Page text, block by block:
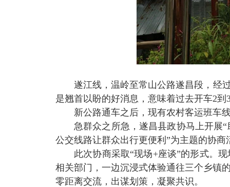
遂江线，温岭至常山公路遂昌段，经
是翘首以盼的好消息，意味着过去开车2到
新公路通车之后，现有农村客运班车
急群众之所急，遂昌县政协马上开展
公交线路让群众出行更便利”为主题的协商
此次协商采取“现场+座谈”的形式。
相关部门，一边沉浸式体验通往三个乡镇
零距离交流，出谋划策，凝聚共识。